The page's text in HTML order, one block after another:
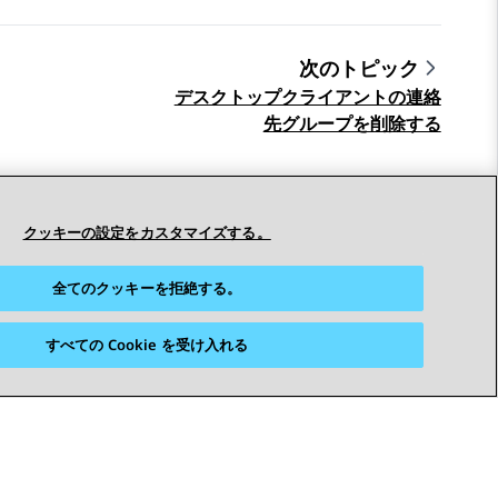
次のトピック
デスクトップクライアントの連絡
先グループを削除する
クッキーの設定をカスタマイズする。
全てのクッキーを拒絶する。
すべての Cookie を受け入れる